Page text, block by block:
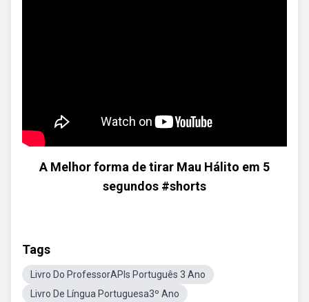
A Melhor forma de tirar Mau Hálito em 5
segundos #shorts
Tags
Livro Do ProfessorAPIs Português 3 Ano
Livro De Língua Portuguesa3º Ano